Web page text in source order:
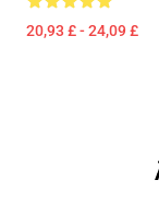
20,93 £ - 24,09 £